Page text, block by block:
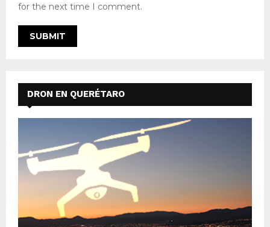
for the next time I comment.
DRON EN QUERÉTARO